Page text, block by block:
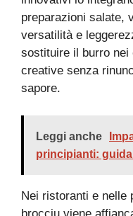
preparazioni salate,
versatilità e
sostituire il burro nei
creative senza
sapore.
Leggi anche
principianti:
Nei ristoranti e nelle
brocciu viene